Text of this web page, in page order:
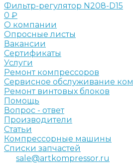
Фильтр-регулятор N208-D15
0 ₽
О компании
Опросные листы
Вакансии
Сертификаты
Услуги
Ремонт компрессоров
Сервисное обслуживание
Ремонт винтовых блоков
Помощь
Вопрос - ответ
Производители
Статьи
Компрессорные машины
Списки запчастей
sale@artkompressor.ru